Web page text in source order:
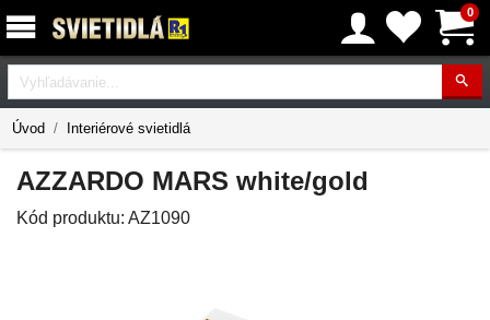
0
Vyhľadávanie
Úvod Interiérové svietidlá
AZZARDO MARS white/gold
Kód produktu: AZ1090